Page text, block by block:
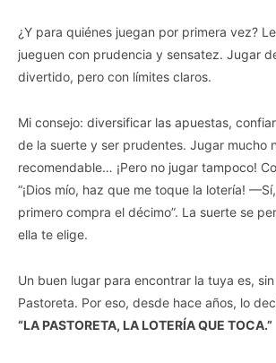
¿Y para quiénes juegan por primera vez?
jueguen con prudencia y sensatez. Jugar
divertido, pero con límites claros.
Mi consejo: diversificar las apuestas,
de la suerte y ser prudentes. Jugar mucho
recomendable… ¡Pero no jugar tampoco!
“¡Dios mío, haz que me toque la lotería!
primero compra el décimo”. La suerte se
ella te elige.
Un buen lugar para encontrar la tuya es,
Pastoreta. Por eso, desde hace años, lo
“LA PASTORETA, LA LOTERÍA QUE TOCA.”